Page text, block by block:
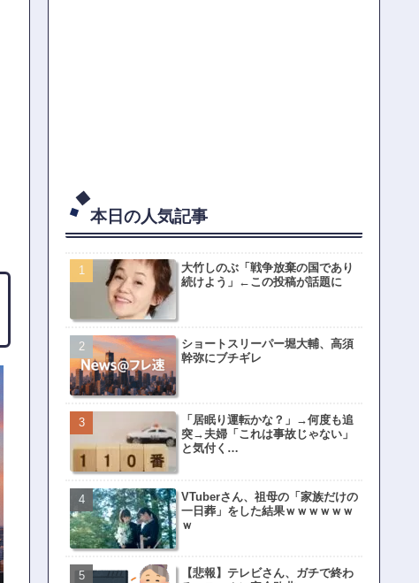
本日の人気記事
大竹しのぶ「戦争放棄の国であり
続けよう」←この投稿が話題に
ショートスリーパー堀大輔、高須
幹弥にブチギレ
「居眠り運転かな？」→何度も追
突→夫婦「これは事故じゃない」
と気付く…
VTuberさん、祖母の「家族だけの
一日葬」をした結果ｗｗｗｗｗｗ
ｗ
【悲報】テレビさん、ガチで終わ